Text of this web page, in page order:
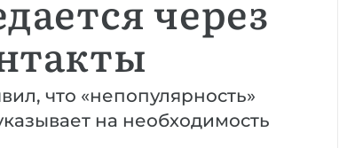
через
что «непопулярность»
на необходимость